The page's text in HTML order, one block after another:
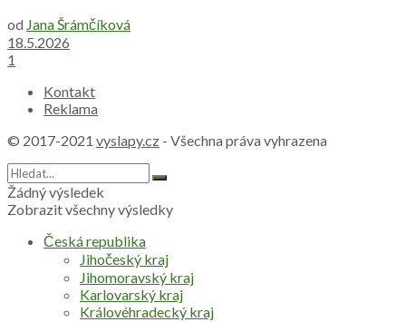
od Jana Šrámčíková
18.5.2026
1
Kontakt
Reklama
© 2017-2021 vyslapy.cz - Všechna práva vyhrazena
Žádný výsledek
Zobrazit všechny výsledky
Česká republika
Jihočeský kraj
Jihomoravský kraj
Karlovarský kraj
Královéhradecký kraj